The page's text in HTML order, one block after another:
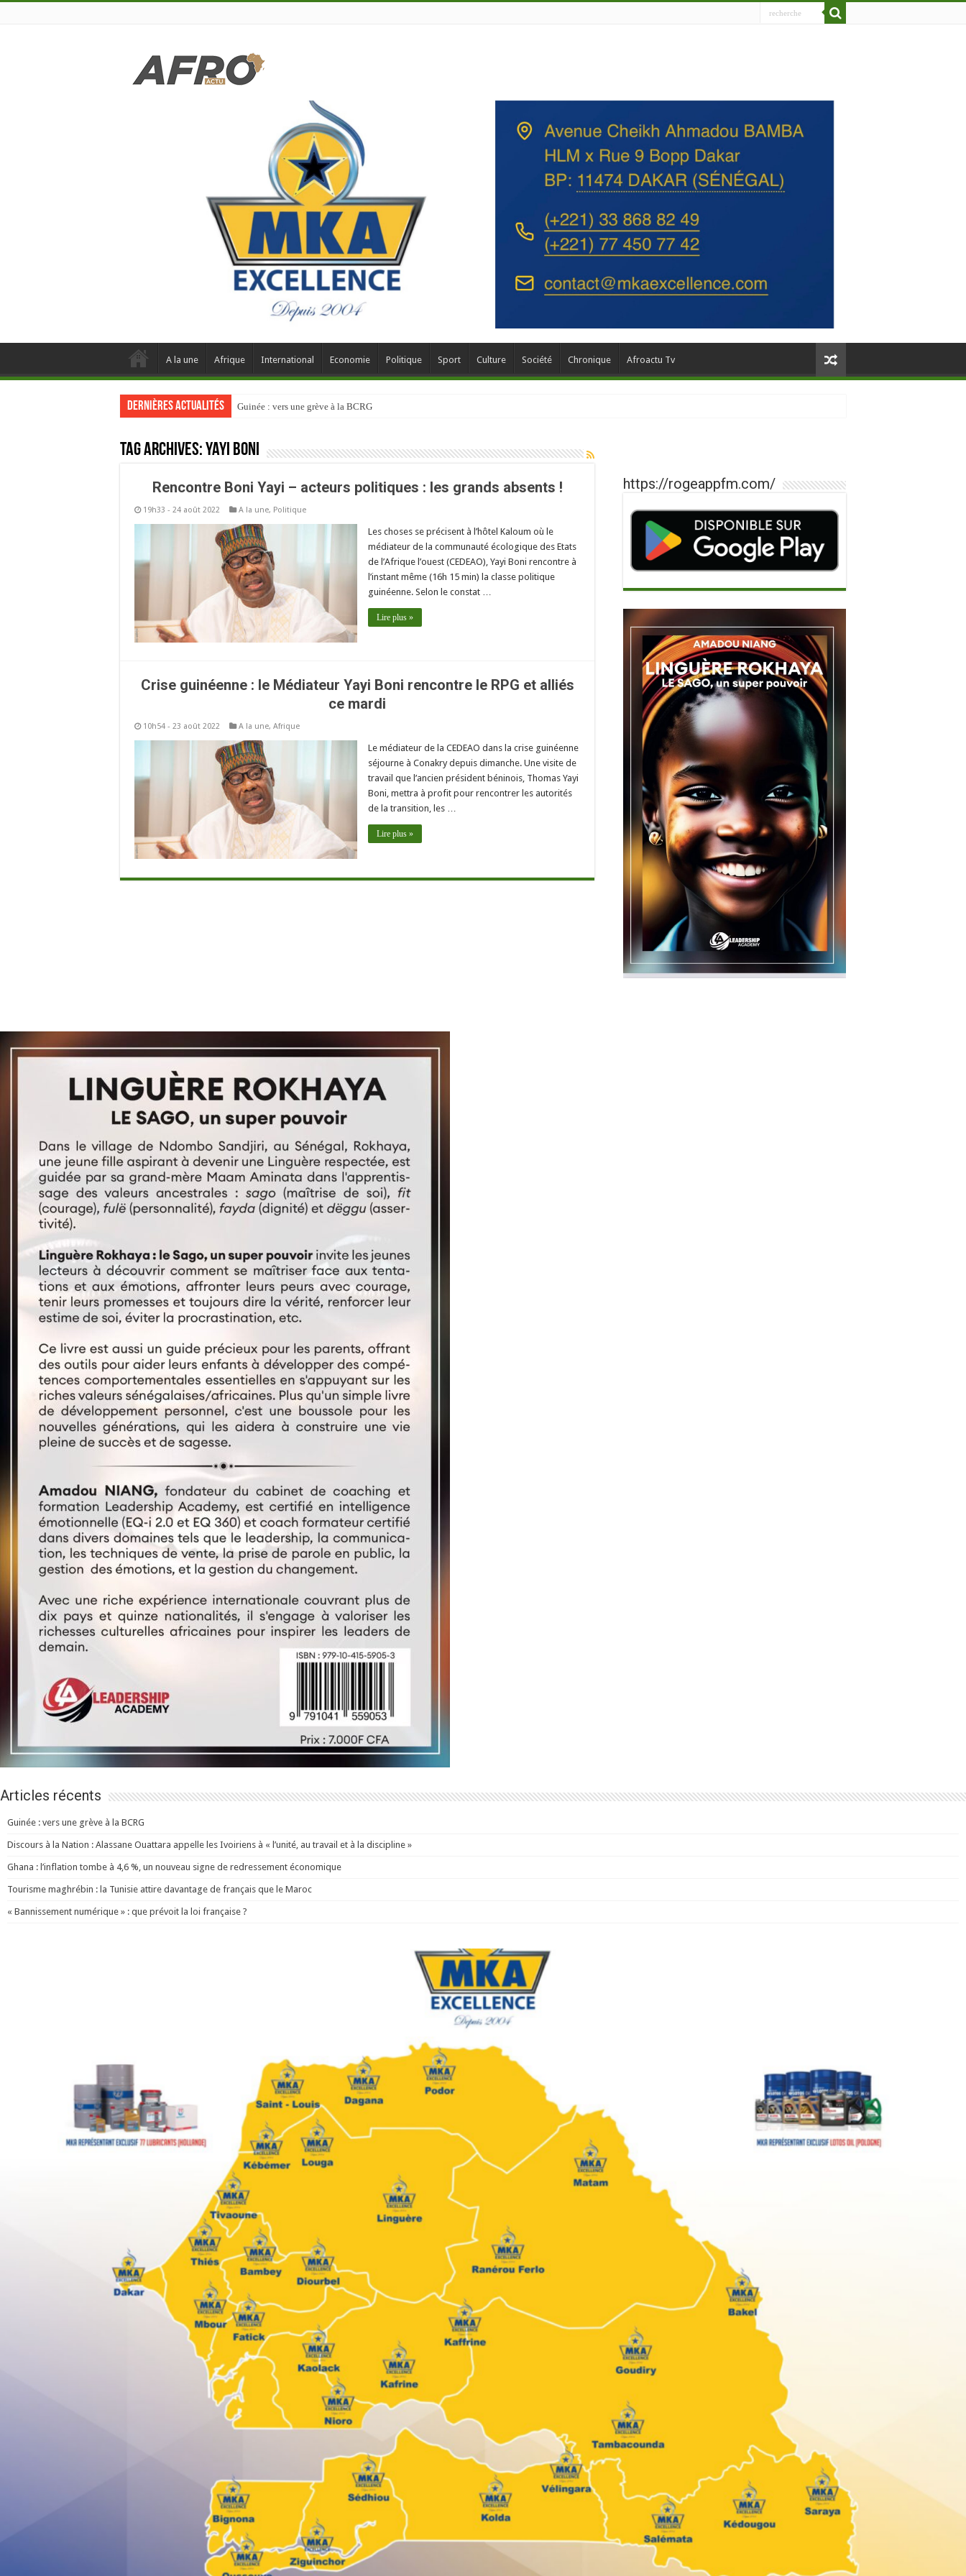
A la une Afrique International Economie Politique Sport Culture Société Chronique Afroactu Tv
Dernières actualités Guinée : vers une grève à la BCRG
Tag Archives:Yayi Boni
Rencontre Boni Yayi – acteurs politiques : les grands absents !
19h33 - 24 août 2022 A la une, Politique
Les choses se précisent à l’hôtel Kaloum où le
médiateur de la communauté écologique des Etats
de l’Afrique l’ouest (CEDEAO), Yayi Boni rencontre à
l’instant même (16h 15 min) la classe politique
guinéenne. Selon le constat …
Lire plus »
Crise guinéenne : le Médiateur Yayi Boni rencontre le RPG et alliés
ce mardi
10h54 - 23 août 2022 A la une, Afrique
Le médiateur de la CEDEAO dans la crise guinéenne
séjourne à Conakry depuis dimanche. Une visite de
travail que l’ancien président béninois, Thomas Yayi
Boni, mettra à profit pour rencontrer les autorités
de la transition, les …
Lire plus »
https://rogeappfm.com/
Articles récents
Guinée : vers une grève à la BCRG
Discours à la Nation : Alassane Ouattara appelle les Ivoiriens à « l’unité, au travail et à la discipline »
Ghana : l’inflation tombe à 4,6 %, un nouveau signe de redressement économique
Tourisme maghrébin : la Tunisie attire davantage de français que le Maroc
« Bannissement numérique » : que prévoit la loi française ?